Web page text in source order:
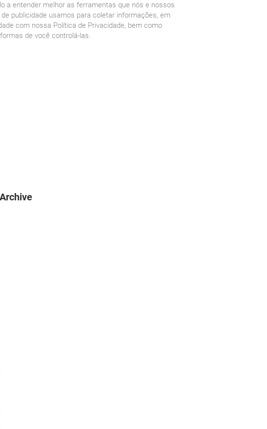
a entender melhor as ferramentas que nós e nossos
publicidade usamos para coletar informações, em
com nossa Política de Privacidade, bem como
de você controlá-las.